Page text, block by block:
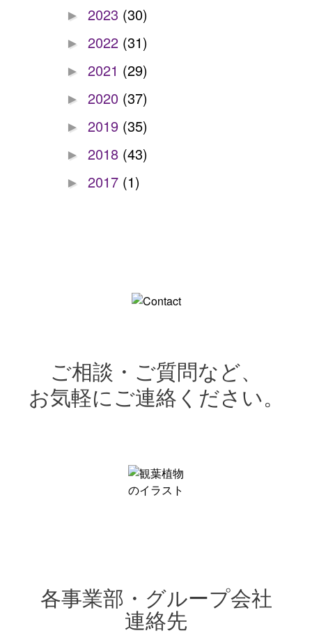
► 2023 (30)
► 2022 (31)
► 2021 (29)
► 2020 (37)
► 2019 (35)
► 2018 (43)
► 2017 (1)
ご相談・ご質問など、
お気軽にご連絡ください。
各事業部・グループ会社
連絡先